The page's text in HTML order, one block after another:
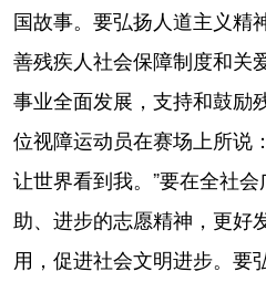
国故事。要弘扬人道主义精
善残疾人社会保障制度和关
事业全面发展，支持和鼓励
位视障运动员在赛场上所说
让世界看到我。”要在全社
助、进步的志愿精神，更好
用，促进社会文明进步。要